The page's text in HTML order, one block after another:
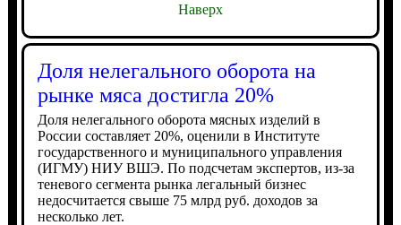
Наверх
Доля нелегального оборота на
рынке мяса достигла 20%
Доля нелегального оборота мясных изделий в
России составляет 20%, оценили в Институте
государственного и муниципального управления
(ИГМУ) НИУ ВШЭ. По подсчетам экспертов, из-за
теневого сегмента рынка легальный бизнес
недосчитается свыше 75 млрд руб. доходов за
несколько лет.